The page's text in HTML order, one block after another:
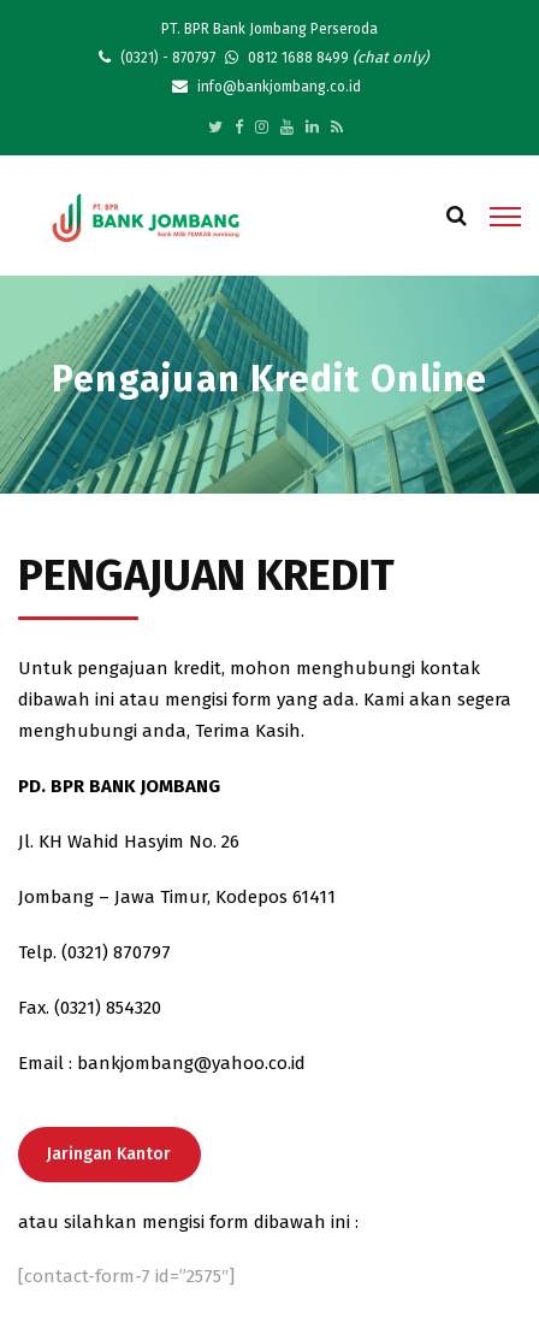
PT. BPR Bank Jombang Perseroda
(0321) - 870797
0812 1688 8499 (chat only)
info@bankjombang.co.id
Pengajuan Kredit Online
PENGAJUAN KREDIT
Untuk pengajuan kredit, mohon menghubungi kontak
dibawah ini atau mengisi form yang ada. Kami akan segera
menghubungi anda, Terima Kasih.
PD. BPR BANK JOMBANG
Jl. KH Wahid Hasyim No. 26
Jombang – Jawa Timur, Kodepos 61411
Telp. (0321) 870797
Fax. (0321) 854320
Email : bankjombang@yahoo.co.id
Jaringan Kantor
atau silahkan mengisi form dibawah ini :
[contact-form-7 id=”2575″]